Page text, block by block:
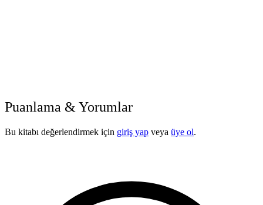
Puanlama & Yorumlar
Bu kitabı değerlendirmek için giriş yap veya üye ol.